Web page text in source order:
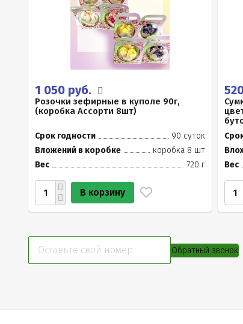
1 050 руб.
Розочки зефирные в куполе 90г,
(коробка Ассорти 8шт)
Срок годности
90 суток
Вложений в коробке
коробка 8 шт
Вес
720 г
В корзину
Вес
Обратный звонок